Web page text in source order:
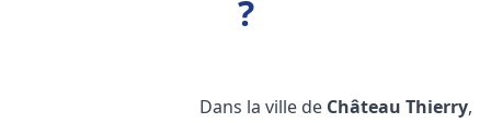
?
Dans la ville de Château Thierry,